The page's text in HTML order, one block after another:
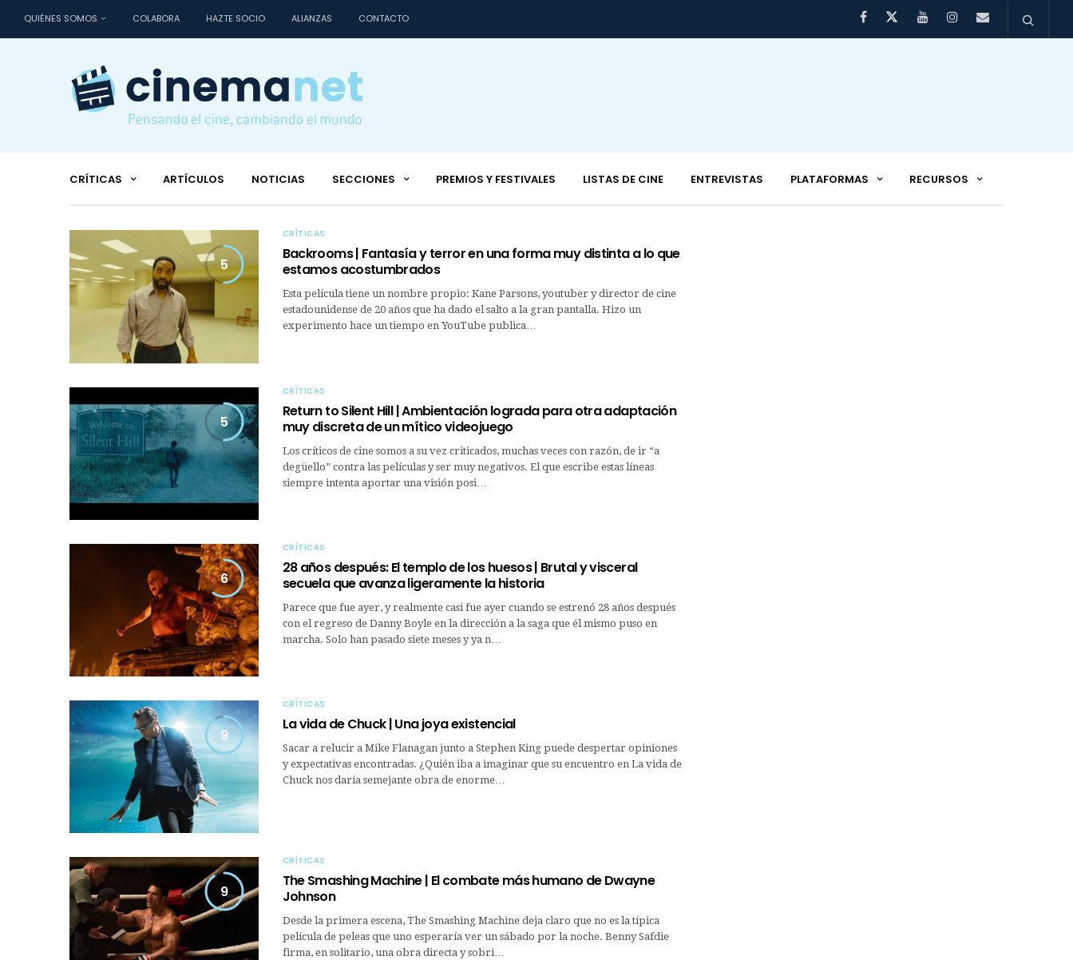
QUIÉNES SOMOS COLABORA HAZTE SOCIO ALIANZAS CONTACTO
CRÍTICAS ARTÍCULOS NOTICIAS SECCIONES PREMIOS Y FESTIVALES LISTAS DE CINE ENTREVISTAS PLATAFORMAS RECURSOS
5
CRÍTICAS
Backrooms | Fantasía y terror en una forma muy distinta a lo que
estamos acostumbrados
Esta película tiene un nombre propio: Kane Parsons, youtuber y director de cine
estadounidense de 20 años que ha dado el salto a la gran pantalla. Hizo un
experimento hace un tiempo en YouTube publica…
5
CRÍTICAS
Return to Silent Hill | Ambientación lograda para otra adaptación
muy discreta de un mítico videojuego
Los críticos de cine somos a su vez criticados, muchas veces con razón, de ir “a
degüello” contra las películas y ser muy negativos. El que escribe estas líneas
siempre intenta aportar una visión posi…
6
CRÍTICAS
28 años después: El templo de los huesos | Brutal y visceral
secuela que avanza ligeramente la historia
Parece que fue ayer, y realmente casi fue ayer cuando se estrenó 28 años después
con el regreso de Danny Boyle en la dirección a la saga que él mismo puso en
marcha. Solo han pasado siete meses y ya n…
9
CRÍTICAS
La vida de Chuck | Una joya existencial
Sacar a relucir a Mike Flanagan junto a Stephen King puede despertar opiniones
y expectativas encontradas. ¿Quién iba a imaginar que su encuentro en La vida de
Chuck nos daría semejante obra de enorme…
9
CRÍTICAS
The Smashing Machine | El combate más humano de Dwayne
Johnson
Desde la primera escena, The Smashing Machine deja claro que no es la típica
película de peleas que uno esperaría ver un sábado por la noche. Benny Safdie
firma, en solitario, una obra directa y sobri…